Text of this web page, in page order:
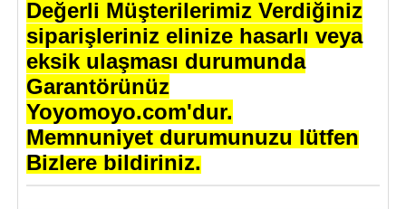
Değerli Müşterilerimiz Verdiğiniz
siparişleriniz elinize hasarlı veya
eksik ulaşması durumunda
Garantörünüz
Yoyomoyo.com'dur.
Memnuniyet durumunuzu lütfen
Bizlere bildiriniz.